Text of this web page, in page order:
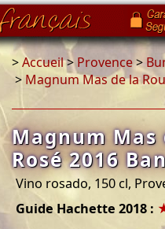
>Accueil>Provence>
> Magnum Mas de la
Magnum
Rosé 2016
Vino rosado, 150 cl,
Guide Hachette 2018 :